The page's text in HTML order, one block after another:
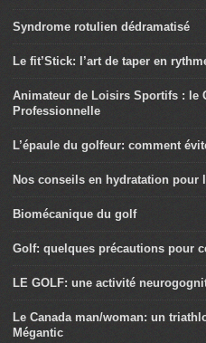
Syndrome rotulien dédramatisé
Le fit’Stick: l’art de taper en
Animateur de Loisirs Sportifs : le
Professionnelle
L’épaule du golfeur: comment
Nos conseils en hydratation pour
Biomécanique du golf
Golf: quelques précautions pour
LE GOLF: une activité
Le Canada man/woman: un
Mégantic